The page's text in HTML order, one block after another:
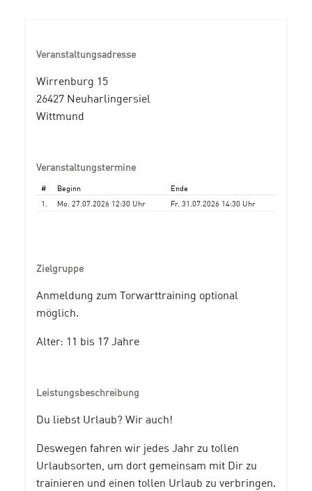
Veranstaltungsadresse
Wirrenburg 15
26427 Neuharlingersiel
Wittmund
Veranstaltungstermine
# Beginn
Ende
1.
Mo. 27.07.2026 12:30 Uhr Fr. 31.07.2026 14:30 Uhr
Zielgruppe
Anmeldung zum Torwarttraining optional
möglich.
Alter: 11 bis 17 Jahre
Leistungsbeschreibung
Du liebst Urlaub? Wir auch!
Deswegen fahren wir jedes Jahr zu tollen
Urlaubsorten, um dort gemeinsam mit Dir zu
trainieren und einen tollen Urlaub zu verbringen.